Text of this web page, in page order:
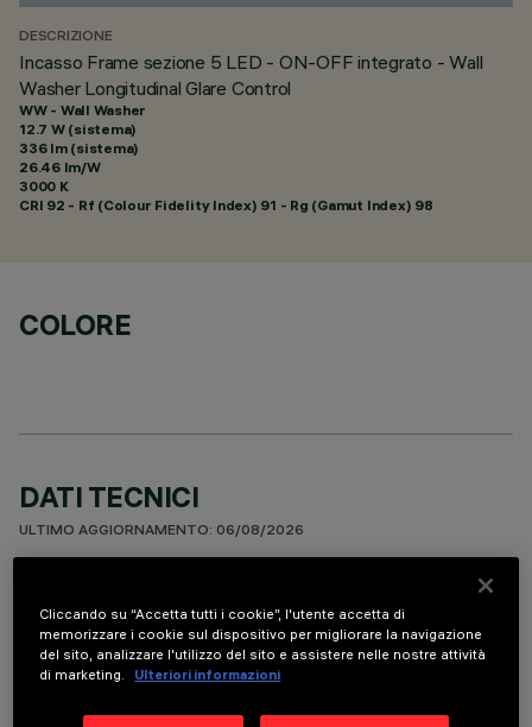
DESCRIZIONE
Incasso Frame sezione 5 LED - ON-OFF integrato - Wall
Washer Longitudinal Glare Control
WW - Wall Washer
12.7 W (sistema)
336 lm (sistema)
26.46 lm/W
3000 K
CRI 92 - Rf (Colour Fidelity Index) 91 - Rg (Gamut Index) 98
COLORE
DATI TECNICI
ULTIMO AGGIORNAMENTO: 06/08/2026
Apparecchio miniaturizzato lineare ad incasso per sorgenti
LED. Sistema ottico asimmetrico specializzato per ottenere
una efficace distribuzione sulla parete, evitando zone d’ombra
in prossimità del soffitto. Il telaio perimetrale in policarbonato
Cliccando su “Accetta tutti i cookie”, l'utente accetta di
memorizzare i cookie sul dispositivo per migliorare la navigazione
del sito, analizzare l'utilizzo del sito e assistere nelle nostre attività
di marketing.
Ulteriori informazioni